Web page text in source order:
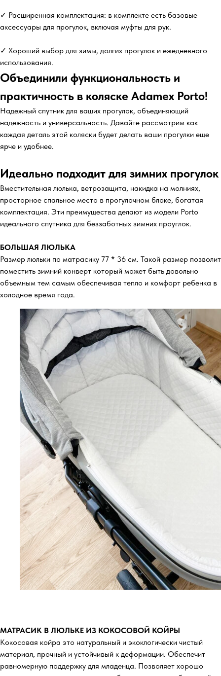
✓ Расширенная комплектация: в комплекте есть базовые
аксессуары для прогулок, включая муфты для рук.
✓ Хороший выбор для зимы, долгих прогулок и ежедневного
использования.
Объединили функциональность и
практичность в коляске Adamex Porto!
Надежный спутник для ваших прогулок, объединяющий
надежность и универсальность. Давайте рассмотрим как
каждая деталь этой коляски будет делать ваши прогулки еще
ярче и удобнее.
Идеально подходит для зимних прогулок
Вместительная люлька, ветрозащита, накидка на молниях,
просторное спальное место в прогулочном блоке, богатая
комплектация. Эти преимущества делают из модели Porto
идеального спутника для беззаботных зимних проуглок.
БОЛЬШАЯ ЛЮЛЬКА
Размер люльки по матрасику 77 * 36 см. Такой размер позволит
поместить зимний конверт который может быть довольно
объемным тем самым обеспечивая тепло и комфорт ребенка в
холодное время года.
МАТРАСИК В ЛЮЛЬКЕ ИЗ КОКОСОВОЙ КОЙРЫ
Кокосовая койра это натуральный и экоклогически чистый
материал, прочный и устойчивый к деформации. Обеспечит
равномерную поддержку для младенца. Позволяет хорошо